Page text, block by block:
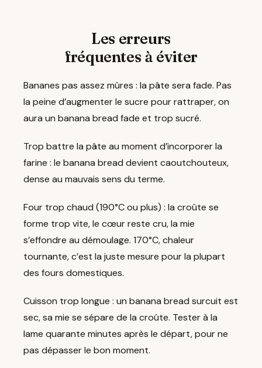
Les erreurs
fréquentes à éviter
Bananes pas assez mûres : la pâte sera fade. Pas
la peine d’augmenter le sucre pour rattraper, on
aura un banana bread fade et trop sucré.
Trop battre la pâte au moment d’incorporer la
farine : le banana bread devient caoutchouteux,
dense au mauvais sens du terme.
Four trop chaud (190°C ou plus) : la croûte se
forme trop vite, le cœur reste cru, la mie
s’effondre au démoulage. 170°C, chaleur
tournante, c’est la juste mesure pour la plupart
des fours domestiques.
Cuisson trop longue : un banana bread surcuit est
sec, sa mie se sépare de la croûte. Tester à la
lame quarante minutes après le départ, pour ne
pas dépasser le bon moment.